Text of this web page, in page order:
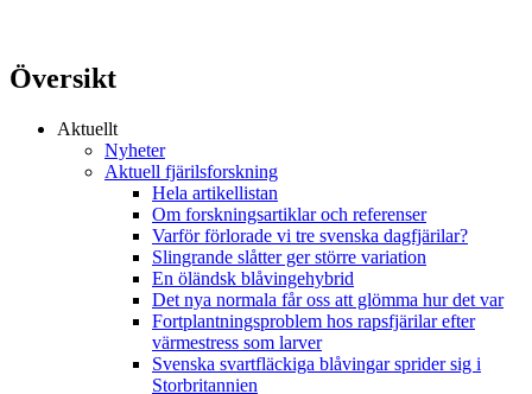
Översikt
Aktuellt
Nyheter
Aktuell fjärilsforskning
Hela artikellistan
Om forskningsartiklar och referenser
Varför förlorade vi tre svenska dagfjärilar?
Slingrande slåtter ger större variation
En öländsk blåvingehybrid
Det nya normala får oss att glömma hur det var
Fortplantningsproblem hos rapsfjärilar efter
värmestress som larver
Svenska svartfläckiga blåvingar sprider sig i
Storbritannien